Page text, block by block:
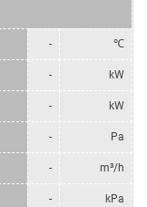
- ℃
- kW
- kW
- Pa
- m³/h
- kPa